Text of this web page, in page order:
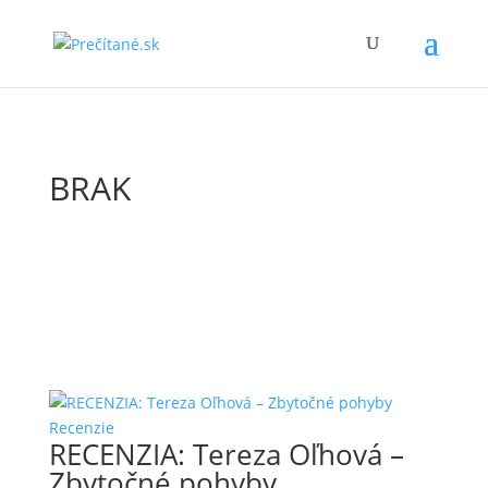
BRAK
Recenzie
RECENZIA: Tereza Oľhová –